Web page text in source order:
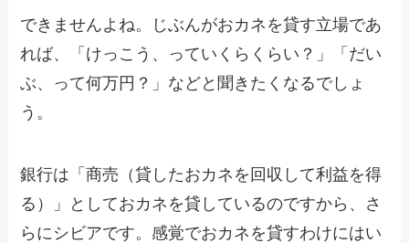
できませんよね。じぶんがおカネを貸す立場であ
れば、「けっこう、っていくらくらい？」「だい
ぶ、って何万円？」などと聞きたくなるでしょ
う。
銀行は「商売（貸したおカネを回収して利益を得
る）」としておカネを貸しているのですから、さ
らにシビアです。感覚でおカネを貸すわけにはい